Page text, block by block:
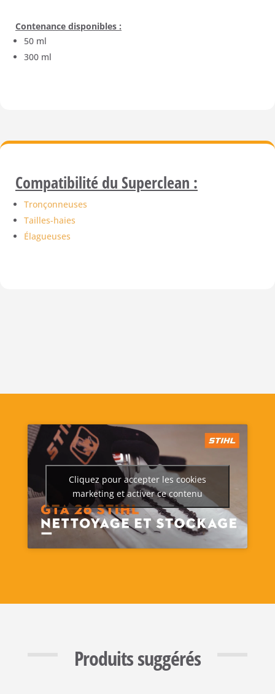
Contenance disponibles :
50 ml
300 ml
Compatibilité du Superclean :
Tronçonneuses
Tailles-haies
Élagueuses
Cliquez pour accepter les cookies
marketing et activer ce contenu
Produits suggérés